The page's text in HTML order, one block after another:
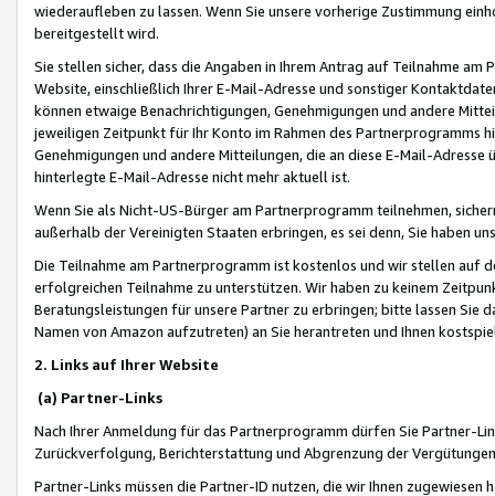
wiederaufleben zu lassen. Wenn Sie unsere vorherige Zustimmung
bereitgestellt wird.
Sie stellen sicher, dass die Angaben in Ihrem Antrag auf Teilnahme
Website, einschließlich Ihrer E-Mail-Adresse und sonstiger
können etwaige Benachrichtigungen, Genehmigungen und andere
jeweiligen Zeitpunkt für Ihr Konto im Rahmen des Partnerprogramms
Genehmigungen und andere Mitteilungen, die an diese E-Mail-
hinterlegte E-Mail-Adresse nicht mehr aktuell ist.
Wenn Sie als Nicht-US-Bürger am Partnerprogramm teilnehmen,
außerhalb der Vereinigten Staaten erbringen, es sei denn, Sie haben
Die Teilnahme am Partnerprogramm ist kostenlos und wir stellen auf
erfolgreichen Teilnahme zu unterstützen. Wir haben zu keinem
Beratungsleistungen für unsere Partner zu erbringen; bitte lassen Sie
Namen von Amazon aufzutreten) an Sie herantreten und Ihnen
2. Links auf Ihrer Website
(a) Partner-Links
Nach Ihrer Anmeldung für das Partnerprogramm dürfen Sie Partner-
Zurückverfolgung, Berichterstattung und Abgrenzung der
Partner-Links müssen die Partner-ID nutzen, die wir Ihnen zugewiesen